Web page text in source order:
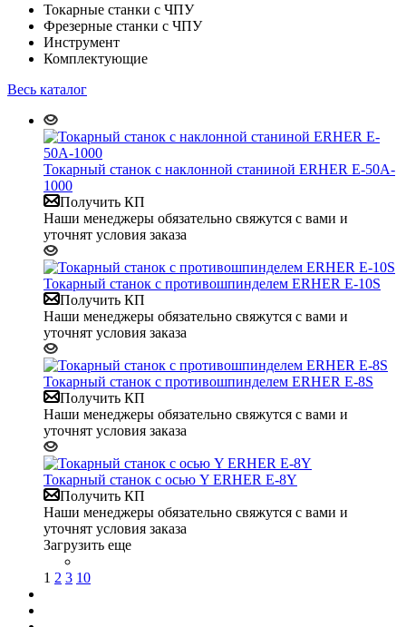
Токарные станки с ЧПУ
Фрезерные станки с ЧПУ
Инструмент
Комплектующие
Весь каталог
Токарный станок с наклонной станиной ERHER E-50A-
1000
Получить КП
Наши менеджеры обязательно свяжутся с вами и
уточнят условия заказа
Токарный станок с противошпинделем ERHER E-10S
Получить КП
Наши менеджеры обязательно свяжутся с вами и
уточнят условия заказа
Токарный станок с противошпинделем ERHER E-8S
Получить КП
Наши менеджеры обязательно свяжутся с вами и
уточнят условия заказа
Токарный станок с осью Y ERHER E-8Y
Получить КП
Наши менеджеры обязательно свяжутся с вами и
уточнят условия заказа
Загрузить еще
1 2 3 10